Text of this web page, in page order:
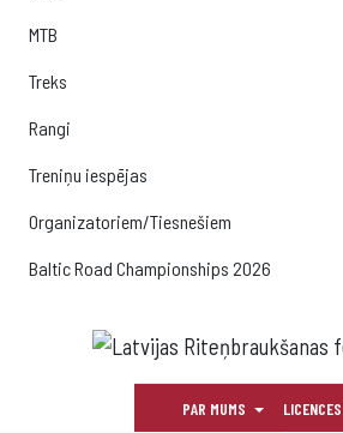
MTB
Treks
Rangi
Treniņu iespējas
Organizatoriem/Tiesnešiem
Baltic Road Championships 2026
PAR MUMS LICENCES